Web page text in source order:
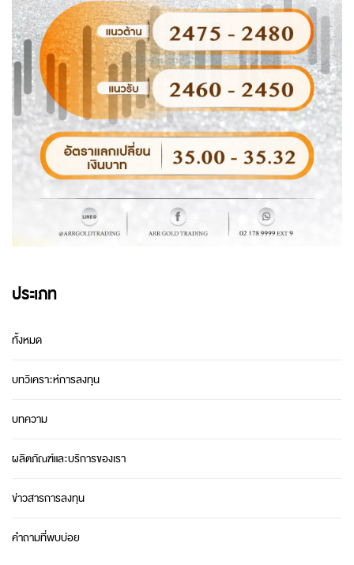
ประเภท
ทั้งหมด
บทวิเคราะห์การลงทุน
บทความ
ผลิตภัณฑ์และบริการของเรา
ข่าวสารการลงทุน
คำถามที่พบบ่อย